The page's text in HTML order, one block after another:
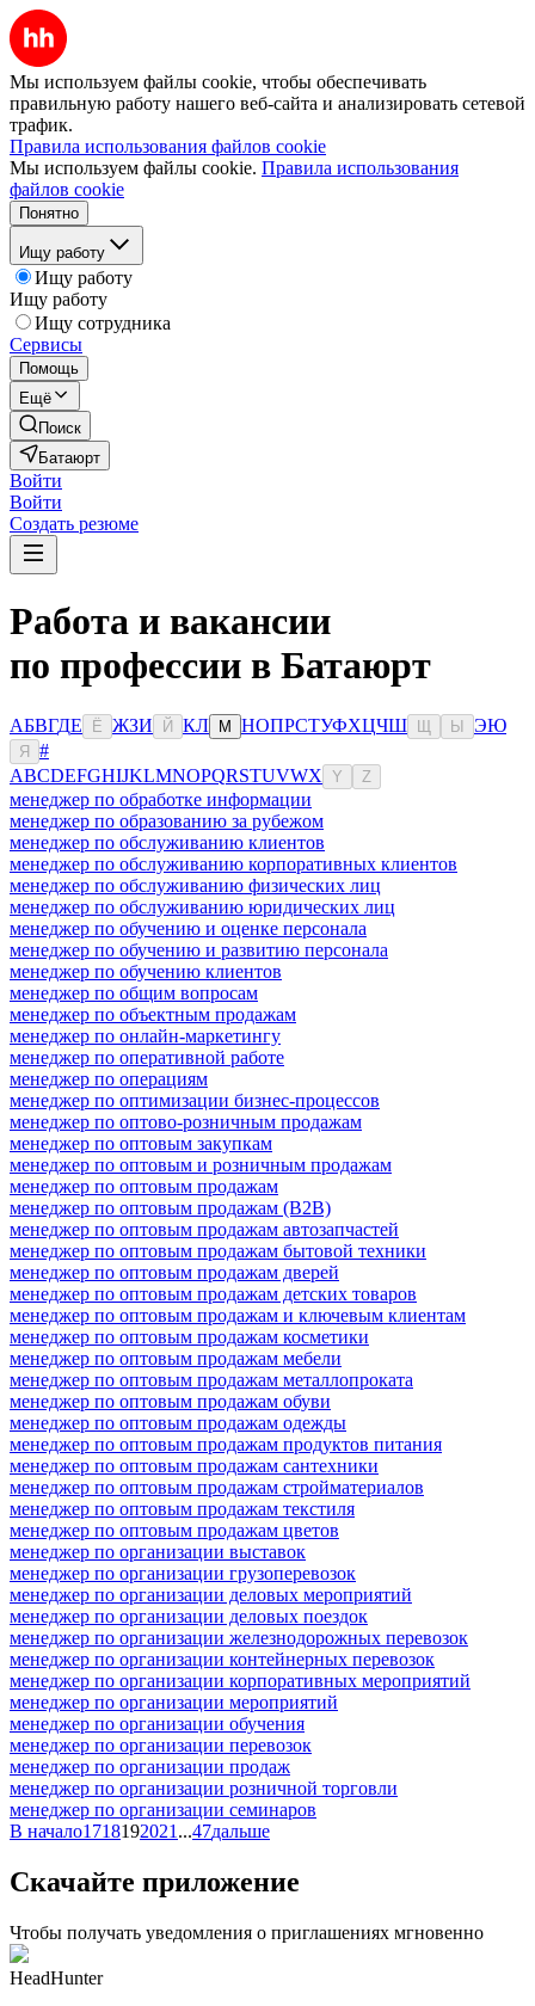
Мы используем файлы cookie, чтобы обеспечивать
правильную работу нашего веб-сайта и анализировать сетевой
трафик.
Правила использования файлов cookie
Мы используем файлы cookie. Правила использования
файлов cookie
Понятно
Ищу работу
Ищу работу
Ищу работу
Ищу сотрудника
Сервисы
Помощь
Ещё
Поиск
Батаюрт
Войти
Войти
Создать резюме
Работа и вакансии
по профессии в Батаюрт
АБВГДЕ Ё ЖЗИ Й КЛ М НОПРСТУФХЦЧШ Ы ЭЮ
Я
#
ABCDEFGHIJKLMNOPQRSTUVWX Y Z
менеджер по обработке информации
менеджер по образованию за рубежом
менеджер по обслуживанию клиентов
менеджер по обслуживанию корпоративных клиентов
менеджер по обслуживанию физических лиц
менеджер по обслуживанию юридических лиц
менеджер по обучению и оценке персонала
менеджер по обучению и развитию персонала
менеджер по обучению клиентов
менеджер по общим вопросам
менеджер по объектным продажам
менеджер по онлайн-маркетингу
менеджер по оперативной работе
менеджер по операциям
менеджер по оптимизации бизнес-процессов
менеджер по оптово-розничным продажам
менеджер по оптовым закупкам
менеджер по оптовым и розничным продажам
менеджер по оптовым продажам
менеджер по оптовым продажам (B2B)
менеджер по оптовым продажам автозапчастей
менеджер по оптовым продажам бытовой техники
менеджер по оптовым продажам дверей
менеджер по оптовым продажам детских товаров
менеджер по оптовым продажам и ключевым клиентам
менеджер по оптовым продажам косметики
менеджер по оптовым продажам мебели
менеджер по оптовым продажам металлопроката
менеджер по оптовым продажам обуви
менеджер по оптовым продажам одежды
менеджер по оптовым продажам продуктов питания
менеджер по оптовым продажам сантехники
менеджер по оптовым продажам стройматериалов
менеджер по оптовым продажам текстиля
менеджер по оптовым продажам цветов
менеджер по организации выставок
менеджер по организации грузоперевозок
менеджер по организации деловых мероприятий
менеджер по организации деловых поездок
менеджер по организации железнодорожных перевозок
менеджер по организации контейнерных перевозок
менеджер по организации корпоративных мероприятий
менеджер по организации мероприятий
менеджер по организации обучения
менеджер по организации перевозок
менеджер по организации продаж
менеджер по организации розничной торговли
менеджер по организации семинаров
В начало1718192021 ...47дальше
Скачайте приложение
Чтобы получать уведомления о приглашениях мгновенно
HeadHunter